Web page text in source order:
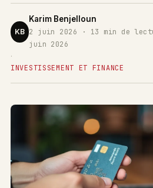
KB
Karim Benjelloun
2 juin 2026 · 13 min de
juin 2026
·
INVESTISSEMENT ET FINANCE